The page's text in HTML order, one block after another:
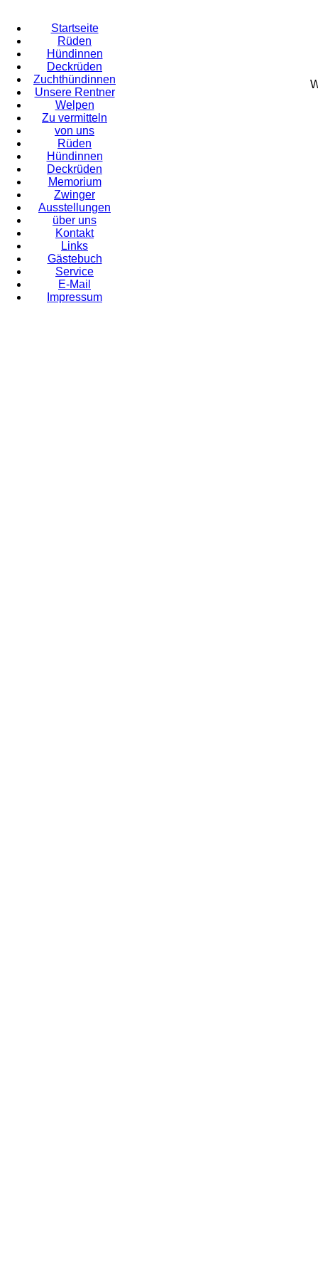
Startseite
Rüden
Hündinnen
Deckrüden
Zuchthündinnen
Unsere Rentner
Welpen
Zu vermitteln
von uns
Rüden
Hündinnen
Deckrüden
Memorium
Zwinger
Ausstellungen
über uns
Kontakt
Links
Gästebuch
Service
E-Mail
Impressum